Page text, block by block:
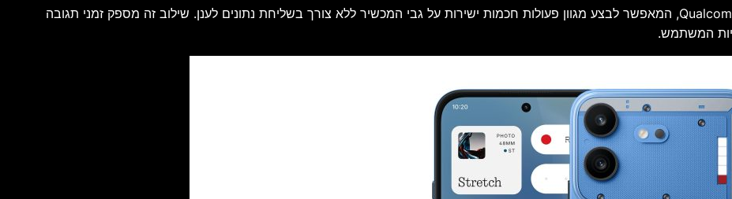
בנוסף משלב המעבד את מנוע ה־AI מהדור השישי של Qualcomm, המאפשר לבצע מגוון פעולות חכמות ישירות על גבי המכשיר ללא צורך בשליחת נתונים לענן. שילוב זה מספק זמני תגובה
המשתמש.